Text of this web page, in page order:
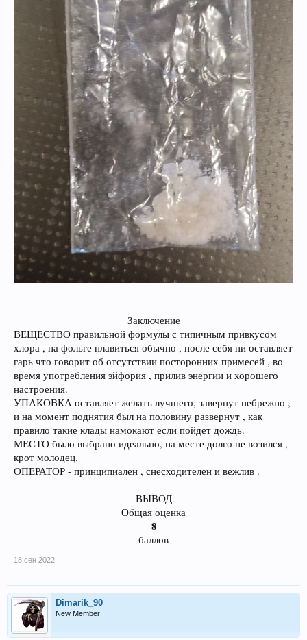
Заключение​
ВЕЩЕСТВО правильной формулы с типичным привкусом
хлора , на фольге плавиться обычно , после себя ни оставляет
гарь что говорит об отсутствии посторонних примесей , во
время употребления эйфория , прилив энергии и хорошего
настроения.
УПАКОВКА оставляет желать лучшего, завернут небрежно ,
и на момент поднятия был на половину развернут , как
правило такие клады намокают если пойдет дождь.
МЕСТО было выбрано идеально, на месте долго не возился ,
крот молодец.
ОПЕРАТОР - принципиален , снесходителен и вежлив .
ВЫВОД
Общая оценка
8
баллов​
18 сен 2022
Dimarik_90
New Member